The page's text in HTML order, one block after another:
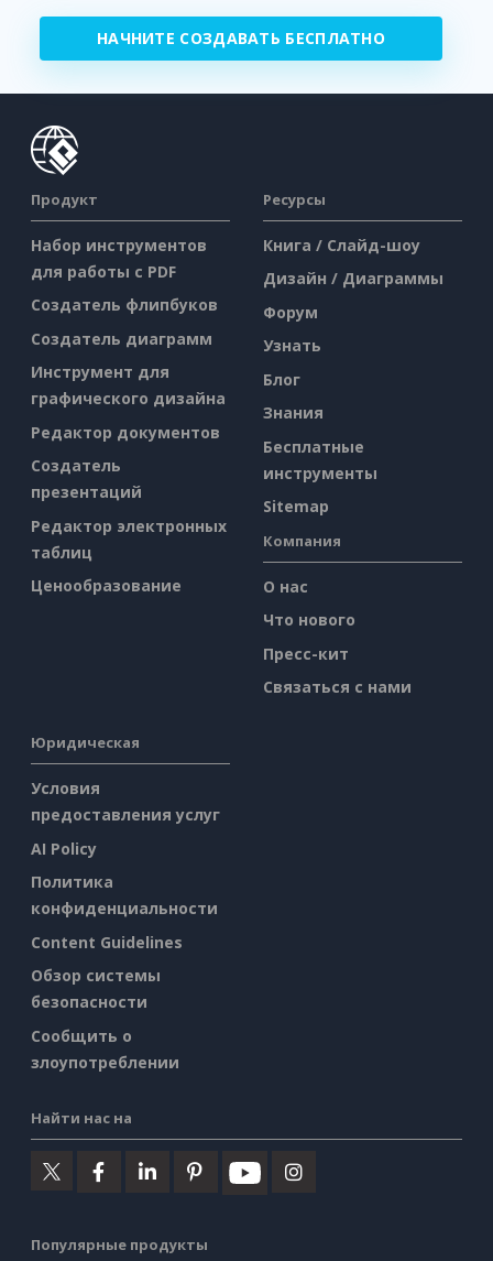
НАЧНИТЕ СОЗДАВАТЬ БЕСПЛАТНО
Продукт
Набор инструментов
для работы с PDF
Создатель флипбуков
Создатель диаграмм
Инструмент для
графического дизайна
Редактор документов
Создатель
презентаций
Редактор электронных
таблиц
Ценообразование
Ресурсы
Книга / Слайд-шоу
Дизайн / Диаграммы
Форум
Узнать
Блог
Знания
Бесплатные
инструменты
Sitemap
Компания
О нас
Что нового
Пресс-кит
Связаться с нами
Юридическая
Условия
предоставления услуг
AI Policy
Политика
конфиденциальности
Content Guidelines
Обзор системы
безопасности
Сообщить о
злоупотреблении
Найти нас на
Популярные продукты